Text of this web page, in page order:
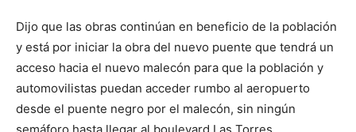
Dijo que las obras continúan en beneficio de la población
y está por iniciar la obra del nuevo puente que tendrá un
acceso hacia el nuevo malecón para que la población y
automovilistas puedan acceder rumbo al aeropuerto
desde el puente negro por el malecón, sin ningún